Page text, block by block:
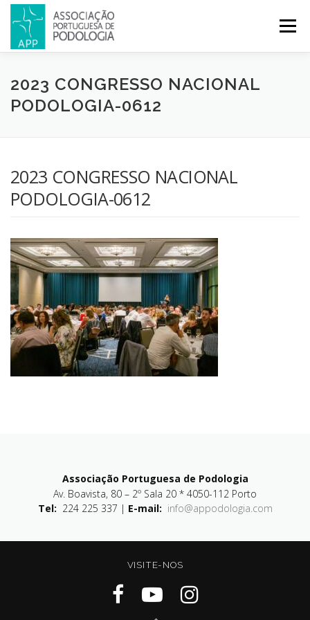
Menu
APP PODOLOGIA LICENCIATURA EM PODOLOGIA
CONGRESSOS REVISTA CONTACTOS
2023 CONGRESSO NACIONAL
PODOLOGIA-0612
2023 CONGRESSO NACIONAL
PODOLOGIA-0612
Associação Portuguesa de Podologia
Av. Boavista, 80 – 2º Sala 20 * 4050-112 Porto
Tel: 224 225 337 | E-mail: info@appodologia.com
VISITE-NOS